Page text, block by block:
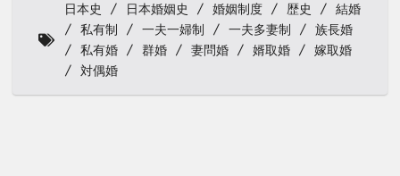
日本史 日本婚姻史 婚姻制度 歴史
結婚
私有制
一夫一婦制 一夫多妻制
族長婚
私有婚
群婚 妻問婚 婿取婚
嫁取婚
対偶婚